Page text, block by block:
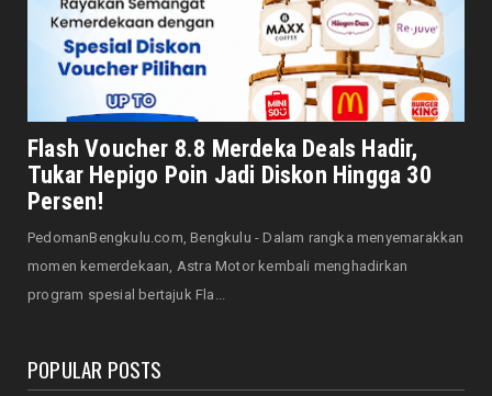
Saat Amal Masjid Keliru, Nasib Negeri
Mengharu-biru
August 07, 2026
HONDA
Honda CUV e: Motor Listrik Canggih, Penuh
Keunggulan dan Sia...
Servis Bukan Saat Rusak: Astra Motor
Bengkulu Ingatkan Penti...
August 07, 2026
Flash Voucher 8.8 Merdeka Deals Hadir,
Tukar Hepigo Poin Jadi Diskon Hingga 30
Persen!
PedomanBengkulu.com, Bengkulu - Dalam rangka menyemarakkan
momen kemerdekaan, Astra Motor kembali menghadirkan
program spesial bertajuk Fla...
POPULAR POSTS